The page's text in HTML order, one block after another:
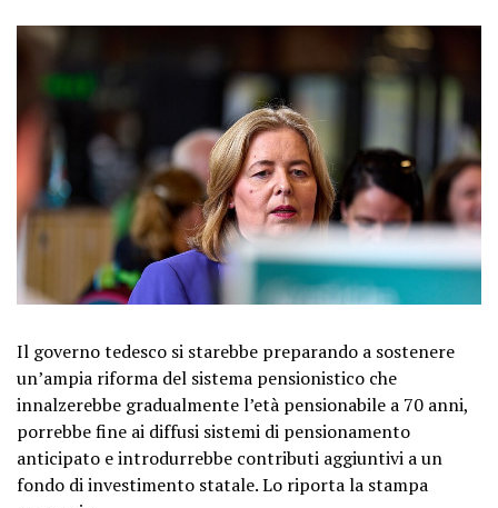
Il governo tedesco si starebbe preparando a sostenere
un’ampia riforma del sistema pensionistico che
innalzerebbe gradualmente l’età pensionabile a 70 anni,
porrebbe fine ai diffusi sistemi di pensionamento
anticipato e introdurrebbe contributi aggiuntivi a un
fondo di investimento statale. Lo riporta la stampa